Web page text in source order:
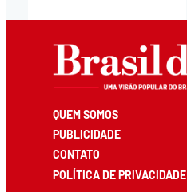
QUEM SOMOS
PUBLICIDADE
CONTATO
POLÍTICA DE PRIVACIDADE